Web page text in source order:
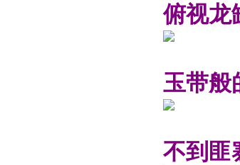
俯视龙
玉带般
不到匪